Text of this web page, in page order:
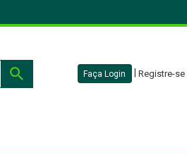
Faça Login Registre-se